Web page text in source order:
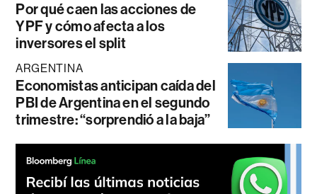
Por qué caen las acciones de
YPF y cómo afecta a los
inversores el split
ARGENTINA
Economistas anticipan caída del
PBI de Argentina en el segundo
trimestre: “sorprendió a la baja”